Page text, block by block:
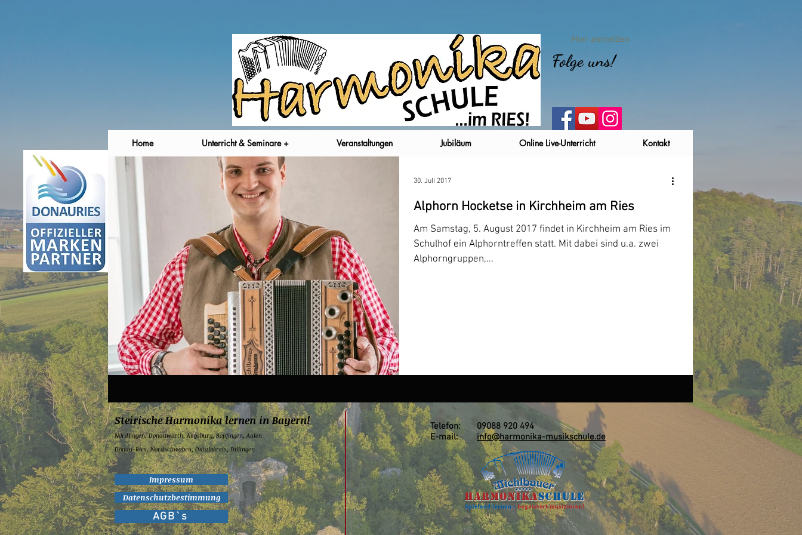
Hier anmelden
Folge uns!
Alphorn Hocketse in Kirchheim am Ries
Am Samstag, 5. August 2017 findet in Kirchheim am Ries im
Schulhof ein Alphorntreffen statt. Mit dabei sind u.a. zwei
Alphorngruppen,...
30. Juli 2017
Home Unterricht & Seminare + Veranstaltungen Jubiläum Online Live-Unterricht Kontakt
Steirische Harmonika lernen in Bayern!
Nördlingen,Donauwörth,Augsburg,Bopfingen,Aalen
Donau-Ries, Nordschwaben, Ostalbkreis, Dillingen
Telefon: 09088 920 494
E-mail:info@harmonika-musikschule.de
Datenschutzbestimmung
Impressum
AGB`s